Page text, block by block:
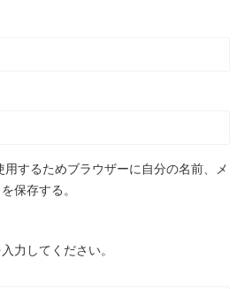
用するためブラウザーに自分の名前、メ
保存する。
力してください。